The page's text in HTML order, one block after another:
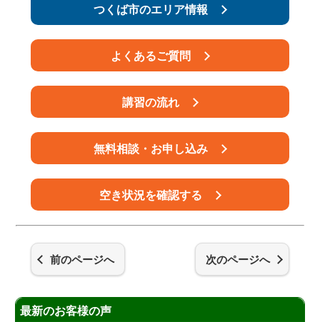
つくば市のエリア情報
よくあるご質問
講習の流れ
無料相談・お申し込み
空き状況を確認する
前のページへ 次のページへ
最新のお客様の声